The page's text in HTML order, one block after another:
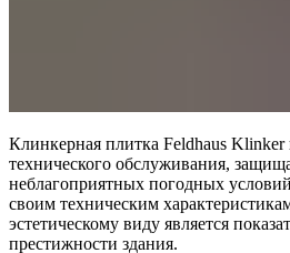
Клинкерная плитка Feldhaus Klinker
технического обслуживания,
неблагоприятных погодных
своим техническим
эстетическому виду является
престижности здания.